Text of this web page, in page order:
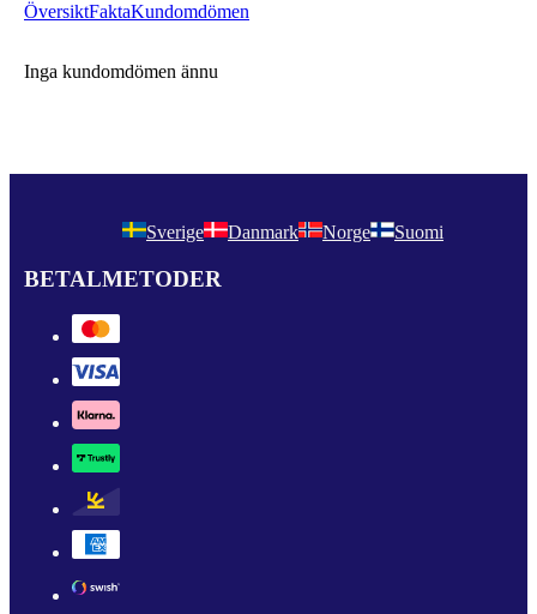
ÖversiktFaktaKundomdömen
Inga kundomdömen ännu
Sverige Danmark Norge Suomi
BETALMETODER